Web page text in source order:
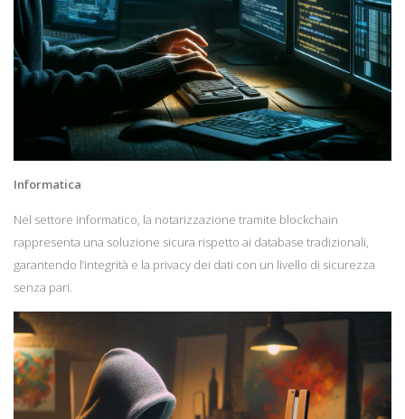
Informatica
Nel settore informatico, la notarizzazione tramite blockchain
rappresenta una soluzione sicura rispetto ai database tradizionali,
garantendo l’integrità e la privacy dei dati con un livello di sicurezza
senza pari.